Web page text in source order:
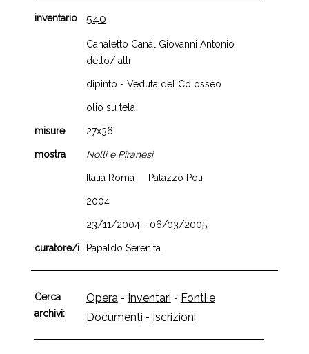
inventario 540
Canaletto Canal Giovanni Antonio
detto/ attr.
dipinto - Veduta del Colosseo
olio su tela
misure 27x36
mostra Nolli e Piranesi
Italia Roma Palazzo Poli
2004
23/11/2004 - 06/03/2005
curatore/i Papaldo Serenita
Cerca
archivi:
Opera - Inventari - Fonti e
Documenti - Iscrizioni